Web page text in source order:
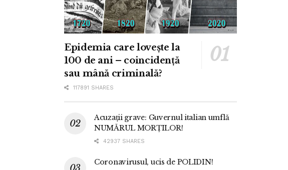
Epidemia care lovește la
100 de ani – coincidență
sau mână criminală?
117891 SHARES
Acuzații grave: Guvernul italian umflă
NUMĂRUL MORȚILOR!
42937 SHARES
Coronavirusul, ucis de POLIDIN!